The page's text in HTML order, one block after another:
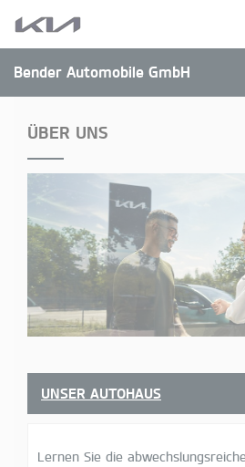
Bender Automobile GmbH
ÜBER UNS
UNSER AUTOHAUS
Lernen Sie die